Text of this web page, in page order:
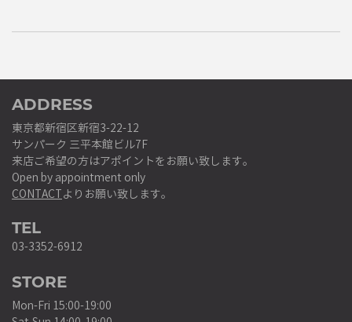
ADDRESS
東京都新宿区新宿3-22-12
サンパーク 三平本館ビル7F
来店ご希望の方はアポイントをお願い致します。
Open by appointment only
CONTACTよりお願い致します。
TEL
03-3352-6912
STORE
Mon-Fri 15:00-19:00